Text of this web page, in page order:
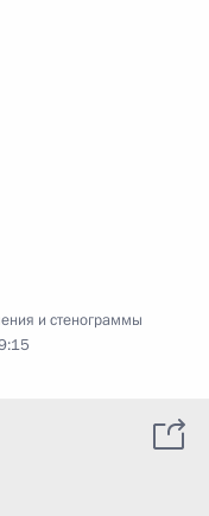
и стенограммы